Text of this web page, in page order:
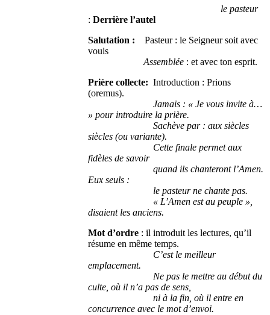
le pasteur
:Derrière l’autel
Salutation : Pasteur : le Seigneur soit avec
vouis
Assemblée : et avec ton esprit.
Prière collecte: Introduction : Prions
(oremus).
Jamais : « Je vous invite à…
» pour introduire la prière.
Sachève par : aux siècles
siècles (ou variante).
Cette finale permet aux
fidèles de savoir
quand ils chanteront l’Amen.
Eux seuls :
le pasteur ne chante pas.
« L’Amen est au peuple »,
disaient les anciens.
Mot d’ordre : il introduit les lectures, qu’il
résume en même temps.
C’est le meilleur
emplacement.
Ne pas le mettre au début du
culte, où il n’a pas de sens,
ni à la fin, où il entre en
concurrence avec le mot d’envoi.